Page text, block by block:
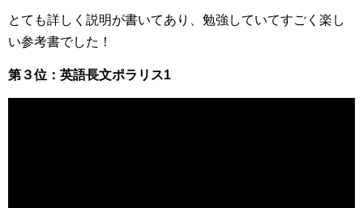
とても詳しく説明が書いてあり、勉強していてすごく楽し
い参考書でした！
第３位：英語長文ポラリス1